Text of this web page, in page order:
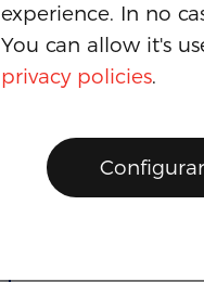
YAMAHA R3
experience. In no
You can allow it's
privacy policies.